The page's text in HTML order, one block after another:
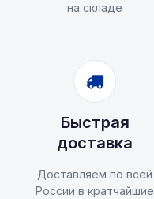
на складе
Быстрая
доставка
Доставляем по всей
России в кратчайшие